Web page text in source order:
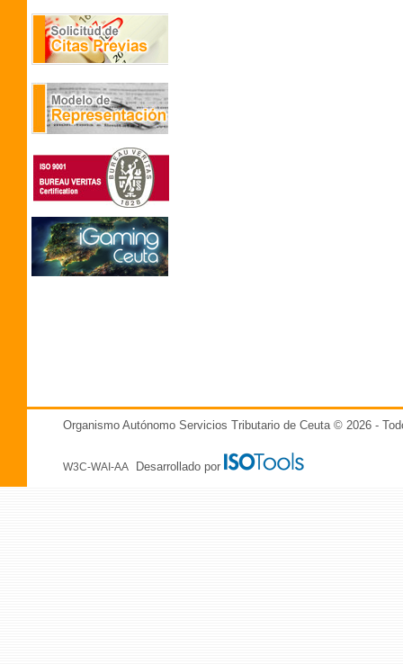
Organismo Autónomo Servicios Tributario de Ceuta © 2026 -
W3C-WAI-AA Desarrollado por